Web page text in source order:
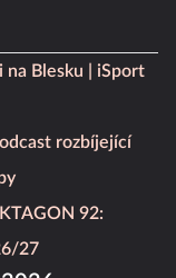
na Blesku
iSport
rozbíjející
92:
27